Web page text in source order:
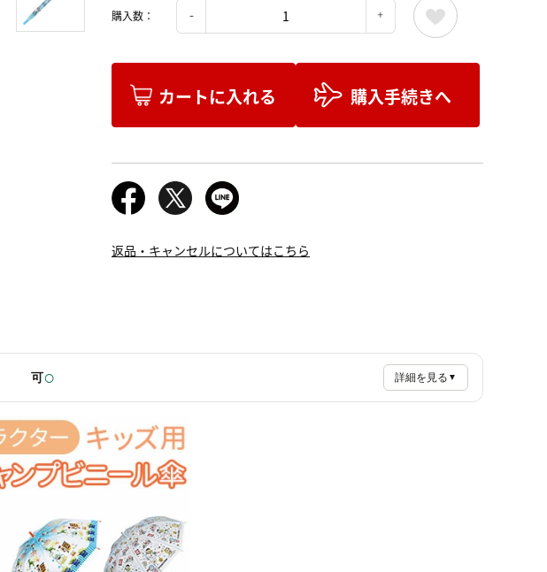
購入数：
カートに入れる 購入手続きへ
返品・キャンセルについてはこちら
可○ 詳細を見る ▼